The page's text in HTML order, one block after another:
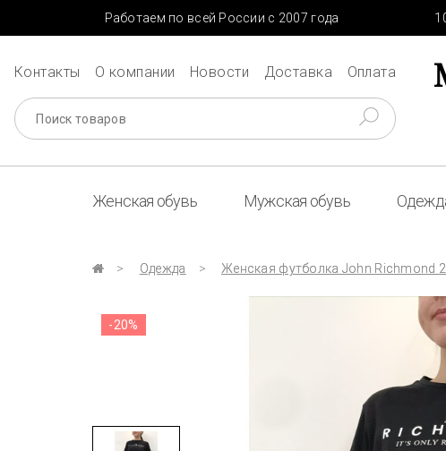
Работаем по всей России с 2007 года
Контакты О компании Новости Доставка Оплата
Женская обувь Мужская обувь
Одежда Женская футболка John Richmond
-20%